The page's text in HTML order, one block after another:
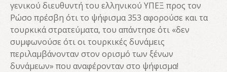
γενικού διευθυντή του ελληνικού ΥΠΕΞ προς τον
Ρώσο πρέσβη ότι το ψήφισμα 353 αφορούσε και τα
τουρκικά στρατεύματα, του απάντησε ότι «δεν
συμφωνούσε ότι οι τουρκικές δυνάμεις
περιλαμβάνονταν στον ορισμό των ξένων
δυνάμεων» που αναφέρονταν στο ψήφισμα!